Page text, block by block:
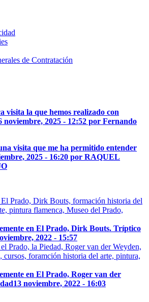
de Contratación
visita la que hemos realizado con
noviembre, 2025 - 12:52 por Fernando
visita que me ha permitido entender
2025 - 16:20 por RAQUEL
en El Prado, Dirk Bouts. Tríptico
2022 - 15:57
en El Prado, Roger van der
13 noviembre, 2022 - 16:03